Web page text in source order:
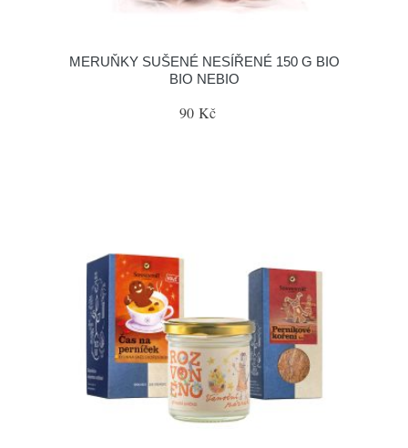
MERUŇKY SUŠENÉ NESÍŘENÉ 150 G BIO
BIO NEBIO
90 Kč